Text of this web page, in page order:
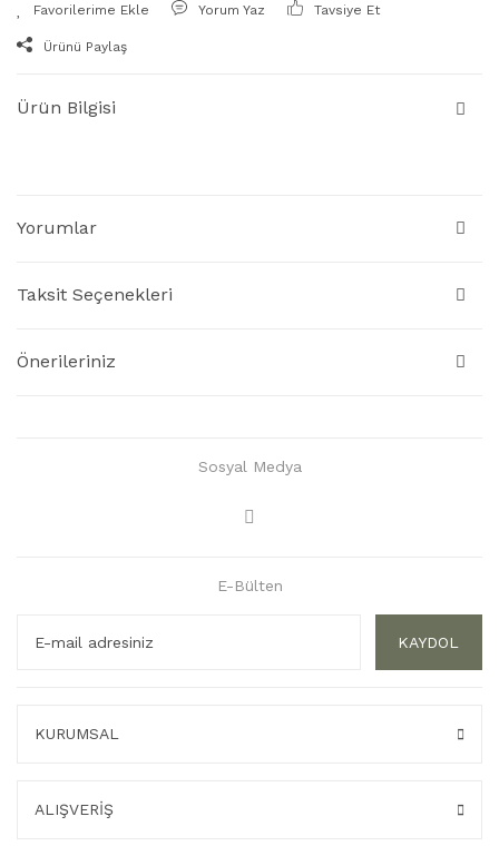
Yorum Yaz Tavsiye Et
Ürünü Paylaş
Ürün Bilgisi
Yorumlar
Taksit Seçenekleri
Önerileriniz
Sosyal Medya
E-Bülten
KAYDOL
KURUMSAL
ALIŞVERİŞ